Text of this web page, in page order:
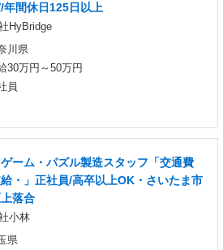
年間休日125日以上
HyBridge
川県
30万円～50万円
員
ーム・パズル製造スタッフ「交通費
・」正社員/高卒以上OK・さいたま市
落合
小林
県